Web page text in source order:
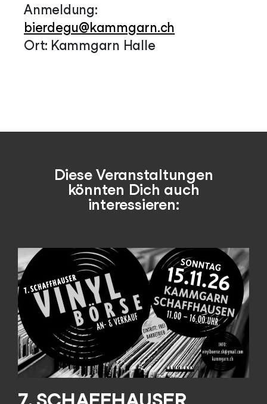
Anmeldung:
bierdegu@kammgarn.ch
Ort: Kammgarn Halle
Diese Veranstaltungen
könnten Dich auch
interessieren: